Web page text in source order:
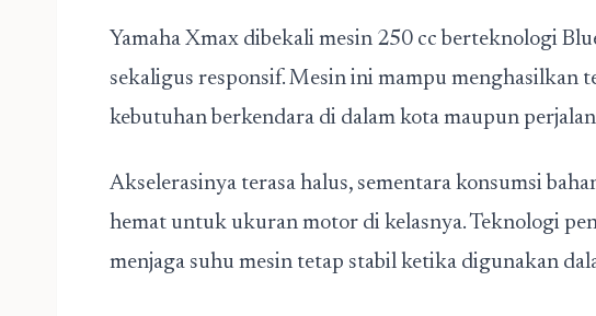
Yamaha Xmax dibekali mesin 250 cc berteknologi
sekaligus responsif. Mesin ini mampu menghasilkan
kebutuhan berkendara di dalam kota maupun
Akselerasinya terasa halus, sementara konsumsi
hemat untuk ukuran motor di kelasnya. Teknologi
menjaga suhu mesin tetap stabil ketika digunakan